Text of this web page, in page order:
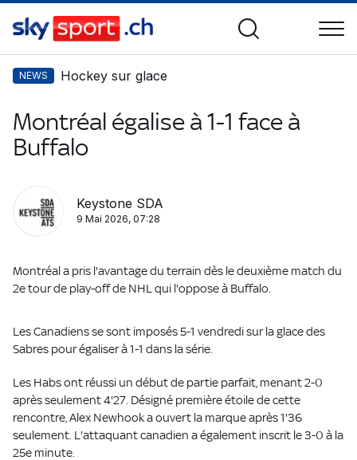
NEWS Hockey sur glace
Montréal égalise à 1-1 face à
Buffalo
Keystone SDA
9 Mai 2026, 07:28
Montréal a pris l'avantage du terrain dès le deuxième match du
2e tour de play-off de NHL qui l'oppose à Buffalo.
Les Canadiens se sont imposés 5-1 vendredi sur la glace des
Sabres pour égaliser à 1-1 dans la série.
Les Habs ont réussi un début de partie parfait, menant 2-0
après seulement 4'27. Désigné première étoile de cette
rencontre, Alex Newhook a ouvert la marque après 1'36
seulement. L'attaquant canadien a également inscrit le 3-0 à la
25e minute.